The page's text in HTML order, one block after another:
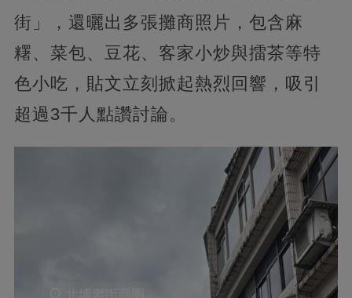
街」，還曬出多張攤商照片，包含麻
糬、菜包、豆花、客家小炒與擂茶等特
色小吃，貼文立刻掀起熱烈回響，吸引
超過3千人點讚討論。